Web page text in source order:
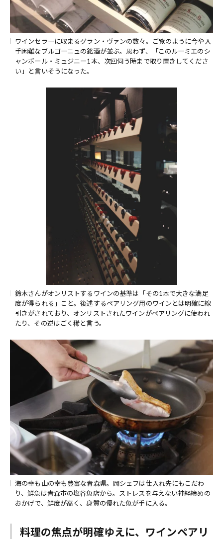
ワインセラーに収まるグラン・ヴァンの数々。ご覧のように今や入
手困難なブルゴーニュの銘酒が並ぶ。思わず、「このルーミエのシ
ャンボール・ミュジニー1本、次回伺う時まで取り置きしてくださ
い」と言いそうになった。
鈴木さんがオンリストするワインの基準は「その1本で大きな満足
度が得られる」こと。後述するペアリング用のワインとは明確に線
引きがされており、オンリストされたワインがペアリングに使われ
たり、その逆はごく稀と言う。
海の幸も山の幸も豊富な青森県。岡シェフは仕入れ先にもこだわ
り、鮮魚は青森市の塩谷魚店から。ストレスを与えない神経締めの
おかげで、鮮度が高く、身質の優れた魚が手に入る。
料理の焦点が明確ゆえに、ワインペアリ